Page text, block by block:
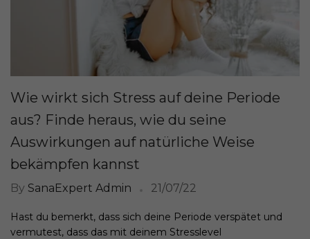
Wie wirkt sich Stress auf deine Periode
aus? Finde heraus, wie du seine
Auswirkungen auf natürliche Weise
bekämpfen kannst
By SanaExpert Admin 21/07/22
Hast du bemerkt, dass sich deine Periode verspätet und
vermutest, dass das mit deinem Stresslevel